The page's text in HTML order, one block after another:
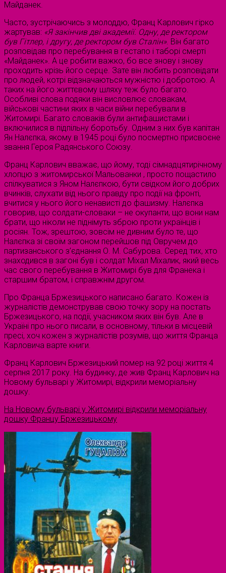
Майданек.
Часто, зустрічаючись з молоддю, Франц Карлович гірко
жартував: «Я закінчив дві академії. Одну, де ректором
був Гітлер, і другу, де ректором був Сталін». Він багато
розповідав про перебування в гестапо і таборі смерті
«Майданек». А це робити важко, бо все знову і знову
проходить крізь його серце. Зате він любить розповідати
про людей, котрі відзначаються мужністю і добротою. А
таких на його життєвому шляху теж було багато.
Особливі слова подяки він висловлює словакам,
військові частини яких в часи війни перебували в
Житомирі. Багато словаків були антифашистами і
включилися в підпільну боротьбу. Одним з них був капітан
Ян Налєпка, якому в 1945 році було посмертно присвоєне
звання Героя Радянського Союзу.
Франц Карлович вважає, що йому, тоді сімнадцятирічному
хлопцю з житомирської Мальованки , просто пощастило
спілкуватися з Яном Налєпкою, бути свідком його добрих
вчинків, слухати від нього правду про події на фронті,
вчитися у нього його ненависті до фашизму. Налєпка
говорив, що солдати-словаки – не окупанти, що вони нам
брати, що ніколи не піднімуть зброю проти українців і
росіян. Тож, зрештою, зовсім не дивним було те, що
Налєпка зі своїм загоном перейшов під Овручем до
партизанського з’єднання О. М. Сабурова. Серед тих, хто
знаходився в загоні був і солдат Міхал Міхалик, який весь
час свого перебування в Житомирі був для Франека і
старшим братом, і справжнім другом.
Про Франца Бржезицького написано багато. Кожен із
журналістів демонстрував свою точку зору на постать
Бржезицького, на події, учасником яких він був. Але в
Україні про нього писали, в основному, тільки в місцевій
пресі, хоч кожен з журналістів розумів, що життя Франца
Карловича варте книги.
Франц Карлович Бржезицький помер на 92 році життя 4
серпня 2017 року. На будинку, де жив Франц Карлович на
Новому бульварі у Житомирі, відкрили меморіальну
дошку.
На Новому бульварі у Житомирі відкрили меморіальну
дошку Францу Бржезицькому